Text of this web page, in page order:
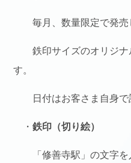
毎月、数量限定で発売
鉄印サイズのオリジナ
す。
日付はお客さま自身で
・鉄印（切り絵）
「修善寺駅」の文字を